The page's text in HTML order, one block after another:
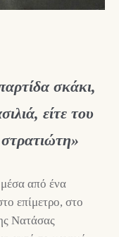
σκάκι,
είτε του
από ένα
επίμετρο, στο
Νατάσας